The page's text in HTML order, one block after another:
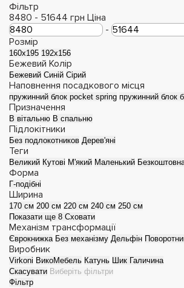
Фільтр
8480 - 51644 грн Ціна
-
Розмір
160х195 192х156
Бежевий Колір
Бежевий Синій Сірий
Наповнення посадкового місця
пружинний блок pocket spring пружинний блок
Призначення
В вітальню В спальню
Підлокітники
Без подлокотников Дерев'яні
Теги
Великий Кутові М'який Маленький
Форма
Г-подібні
Ширина
170 см 200 см 220 см 240 см 250 см
Показати ще 8 Сховати
Механізм трансформації
Єврокнижка Без механізму Дельфін
Виробник
Virkoni ВикоМебель Катунь Шик Галичина
Скасувати Виберіть фільтри
Фільтр